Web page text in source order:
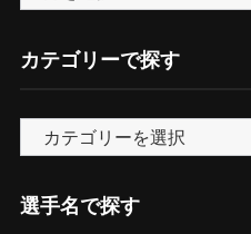
ッ
ナ
カテゴリーで探す
テ
ゴ
リ
選手名で探す